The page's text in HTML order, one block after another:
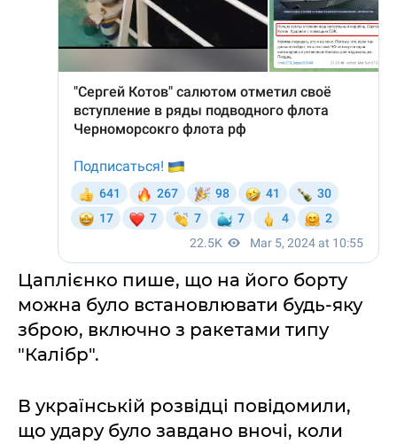
Цаплієнко пише, що на його борту
можна було встановлювати будь-яку
зброю, включно з ракетами типу
"Калібр".
В українській розвідці повідомили,
що удару було завдано вночі, коли